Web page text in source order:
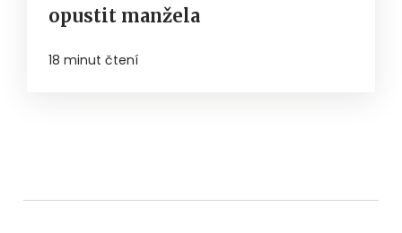
opustit manžela
18 minut čtení